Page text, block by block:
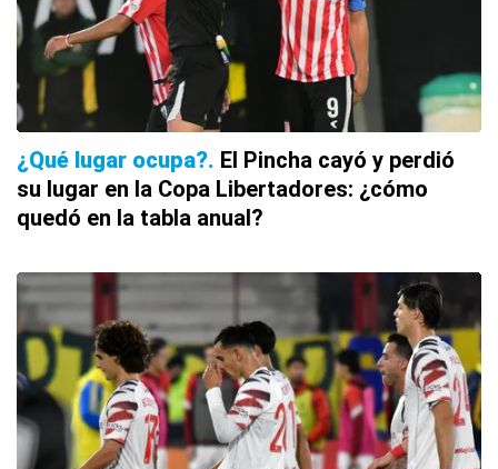
¿Qué lugar ocupa? El Pincha cayó y perdió
su lugar en la Copa Libertadores: ¿cómo
quedó en la tabla anual?